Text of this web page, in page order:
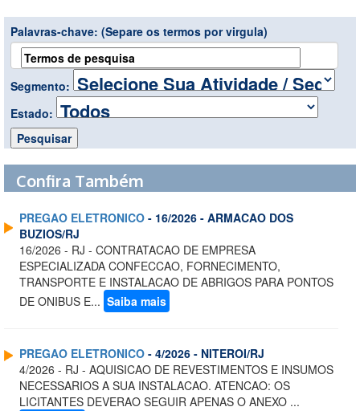
Palavras-chave: (Separe os termos por virgula)
Segmento:
Estado:
Confira Também
PREGAO ELETRONICO - 16/2026 - ARMACAO DOS
BUZIOS/RJ
16/2026 - RJ - CONTRATACAO DE EMPRESA
ESPECIALIZADA CONFECCAO, FORNECIMENTO,
TRANSPORTE E INSTALACAO DE ABRIGOS PARA PONTOS
DE ONIBUS E... Saiba mais
PREGAO ELETRONICO - 4/2026 - NITEROI/RJ
4/2026 - RJ - AQUISICAO DE REVESTIMENTOS E INSUMOS
NECESSARIOS A SUA INSTALACAO. ATENCAO: OS
LICITANTES DEVERAO SEGUIR APENAS O ANEXO ...